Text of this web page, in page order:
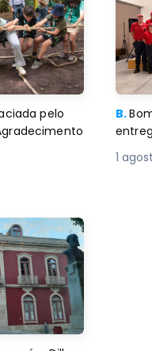
pelo
Agradecimento
B.
1